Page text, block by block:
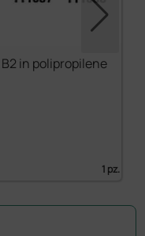
in polipropilene
1 pz.